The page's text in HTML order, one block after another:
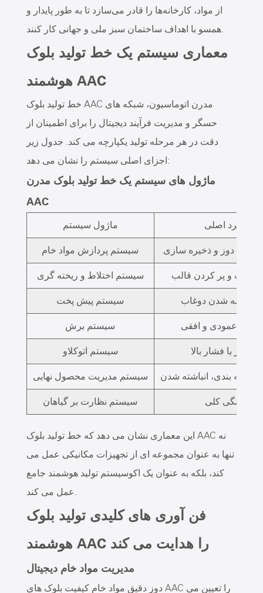
از مواد، کارخانه‌ها را قادر می‌سازد تا به طور پایدار و
همسو با اهداف ساختمان سبز ملی و جهانی کار کنند.
معماری سیستم یک خط تولید بلوک
هوشمند AAC
خط تولید بلوک AAC مدرن اتوماسیون، شبکه های
حسگر و مدیریت فرآیند دیجیتال را برای اطمینان از
دقت در هر مرحله تولید یکپارچه می کند. جدول زیر
اجزای اصلی سیستم را نشان می دهد:
ماژول های سیستم یک خط تولید بلوک مدرن
AAC
ماژول سیستم عملکرد اصلی
سیستم پردازش مواد خام مواد، دوز و ذخیره سازی
سیستم اختلاط و ریخته گری و پر کردن قالب
سیستم پیش پخت و ژله شدن دوغاب
سیستم برش عمودی و افقی
سیستم اتوکلاو بخار با فشار بالا
سیستم مدیریت محصول نهایی بسته بندی، انباشته شدن
سیستم نظارت بر گیاهان هماهنگی کلی
این معماری نشان می دهد که خط تولید بلوک AAC نه
تنها به عنوان مجموعه ای از تجهیزات مکانیکی عمل می
کند، بلکه به عنوان یک اکوسیستم تولید هوشمند جامع
عمل می کند.
فن آوری های کلیدی تولید بلوک
هوشمند AAC را هدایت می کند
مدیریت مواد خام دیجیتال
دوز دقیق مواد خام کیفیت بلوک های AAC را تعیین می